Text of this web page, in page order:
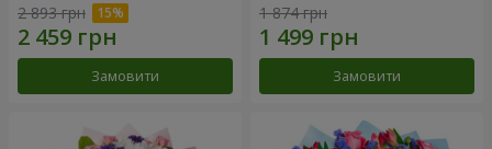
2 893 грн
Замовити
1 874 грн
Замовити